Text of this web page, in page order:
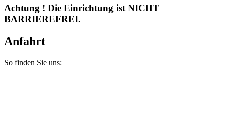
Achtung ! Die Einrichtung ist NICHT
BARRIEREFREI.
Anfahrt
So finden Sie uns: